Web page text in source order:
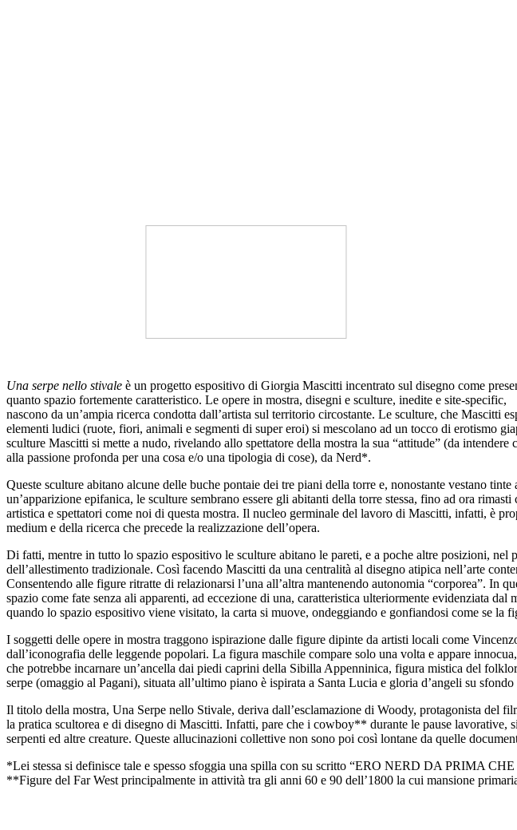
Una serpe nello stivale è un progetto espositivo di Giorgia Mascitti incentrato sul disegno come
quanto spazio fortemente caratteristico. Le opere in mostra, disegni e sculture, inedite e site-specific,
nascono da un’ampia ricerca condotta dall’artista sul territorio circostante. Le sculture, che
elementi ludici (ruote, fiori, animali e segmenti di super eroi) si mescolano ad un tocco di erotismo
sculture Mascitti si mette a nudo, rivelando allo spettatore della mostra la sua “attitude” (da
alla passione profonda per una cosa e/o una tipologia di cose), da Nerd*.
Queste sculture abitano alcune delle buche pontaie dei tre piani della torre e, nonostante vestano
un’apparizione epifanica, le sculture sembrano essere gli abitanti della torre stessa, fino ad ora
artistica e spettatori come noi di questa mostra. Il nucleo germinale del lavoro di Mascitti, infatti, è
medium e della ricerca che precede la realizzazione dell’opera.
Di fatti, mentre in tutto lo spazio espositivo le sculture abitano le pareti, e a poche altre posizioni,
dell’allestimento tradizionale. Così facendo Mascitti da una centralità al disegno atipica nell’arte
Consentendo alle figure ritratte di relazionarsi l’una all’altra mantenendo autonomia “corporea”. In
spazio come fate senza ali apparenti, ad eccezione di una, caratteristica ulteriormente evidenziata
quando lo spazio espositivo viene visitato, la carta si muove, ondeggiando e gonfiandosi come se la
I soggetti delle opere in mostra traggono ispirazione dalle figure dipinte da artisti locali come
dall’iconografia delle leggende popolari. La figura maschile compare solo una volta e appare
che potrebbe incarnare un’ancella dai piedi caprini della Sibilla Appenninica, figura mistica del
serpe (omaggio al Pagani), situata all’ultimo piano è ispirata a Santa Lucia e gloria d’angeli su
Il titolo della mostra, Una Serpe nello Stivale, deriva dall’esclamazione di Woody, protagonista del
la pratica scultorea e di disegno di Mascitti. Infatti, pare che i cowboy** durante le pause lavorative,
serpenti ed altre creature. Queste allucinazioni collettive non sono poi così lontane da quelle
*Lei stessa si definisce tale e spesso sfoggia una spilla con su scritto “ERO NERD DA PRIMA
**Figure del Far West principalmente in attività tra gli anni 60 e 90 dell’1800 la cui mansione